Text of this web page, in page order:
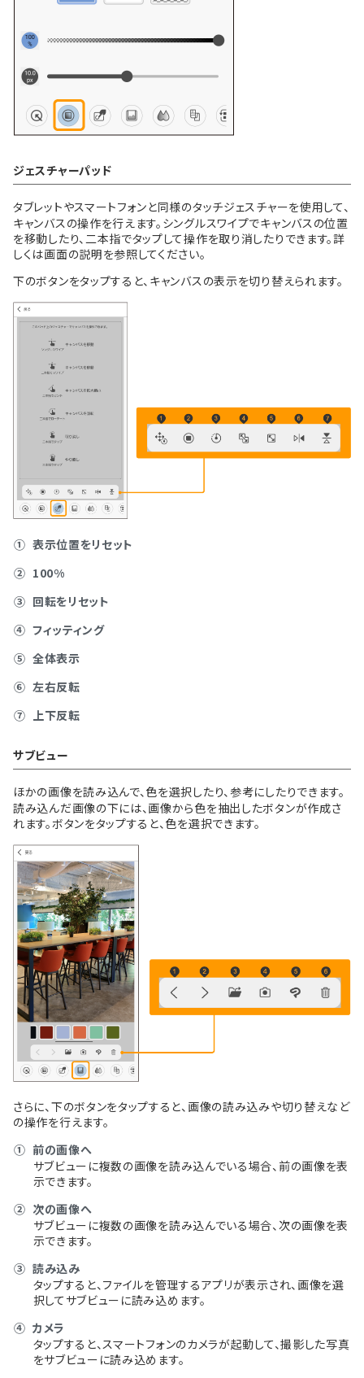
ジェスチャーパッド
タブレットやスマートフォンと同様のタッチジェスチャーを使用して、
キャンバスの操作を行えます。シングルスワイプでキャンバスの位置
を移動したり、二本指でタップして操作を取り消したりできます。詳
しくは画面の説明を参照してください。
下のボタンをタップすると、キャンバスの表示を切り替えられます。
① 表示位置をリセット
② 100%
③ 回転をリセット
④ フィッティング
⑤ 全体表示
⑥ 左右反転
⑦
上下反転
サブビュー
ほかの画像を読み込んで、色を選択したり、参考にしたりできます。
読み込んだ画像の下には、画像から色を抽出したボタンが作成さ
れます。ボタンをタップすると、色を選択できます。
さらに、下のボタンをタップすると、画像の読み込みや切り替えなど
の操作を行えます。
① 前の画像へ
サブビューに複数の画像を読み込んでいる場合、前の画像を表
示できます。
② 次の画像へ
サブビューに複数の画像を読み込んでいる場合、次の画像を表
示できます。
③ 読み込み
タップすると、ファイルを管理するアプリが表示され、画像を選
択してサブビューに読み込めます。
④ カメラ
タップすると、スマートフォンのカメラが起動して、撮影した写真
をサブビューに読み込めます。